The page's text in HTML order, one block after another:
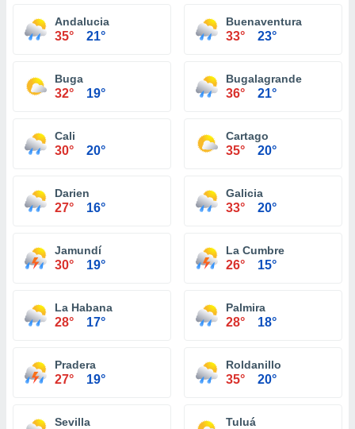
Andalucia
35° 21°
Buenaventura
33° 23°
Buga
32° 19°
Bugalagrande
36° 21°
Cali
30° 20°
Cartago
35° 20°
Darien
27° 16°
Galicia
33° 20°
Jamundí
30° 19°
La Cumbre
26° 15°
La Habana
28° 17°
Palmira
28° 18°
Pradera
27° 19°
Roldanillo
35° 20°
Sevilla Tuluá